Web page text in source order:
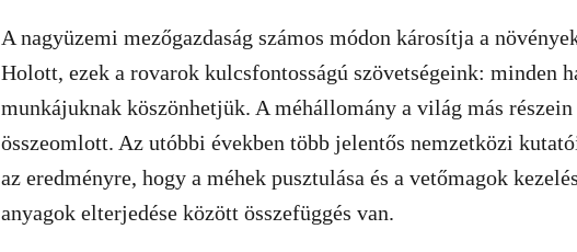
A nagyüzemi mezőgazdaság számos módon károsítja a
Holott, ezek a rovarok kulcsfontosságú szövetségeink: minden
munkájuknak köszönhetjük. A méhállomány a világ más részein
összeomlott. Az utóbbi években több jelentős nemzetközi
az eredményre, hogy a méhek pusztulása és a vetőmagok
anyagok elterjedése között összefüggés van.